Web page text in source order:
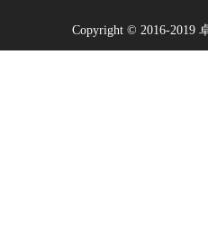
Copyright © 2016-2019